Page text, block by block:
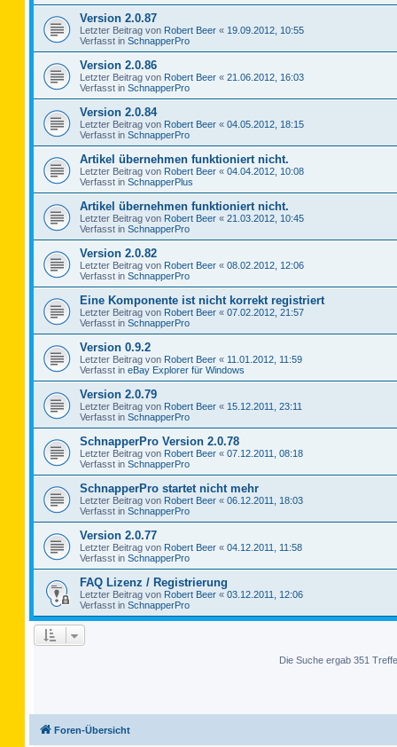
Version 2.0.87
Letzter Beitrag von Robert Beer « 19.09.2012, 10:55
Verfasst in SchnapperPro
Version 2.0.86
Letzter Beitrag von Robert Beer « 21.06.2012, 16:03
Verfasst in SchnapperPro
Version 2.0.84
Letzter Beitrag von Robert Beer « 04.05.2012, 18:15
Verfasst in SchnapperPro
Artikel übernehmen funktioniert nicht.
Letzter Beitrag von Robert Beer « 04.04.2012, 10:08
Verfasst in SchnapperPlus
Artikel übernehmen funktioniert nicht.
Letzter Beitrag von Robert Beer « 21.03.2012, 10:45
Verfasst in SchnapperPro
Version 2.0.82
Letzter Beitrag von Robert Beer « 08.02.2012, 12:06
Verfasst in SchnapperPro
Eine Komponente ist nicht korrekt registriert
Letzter Beitrag von Robert Beer « 07.02.2012, 21:57
Verfasst in SchnapperPro
Version 0.9.2
Letzter Beitrag von Robert Beer « 11.01.2012, 11:59
Verfasst in eBay Explorer für Windows
Version 2.0.79
Letzter Beitrag von Robert Beer « 15.12.2011, 23:11
Verfasst in SchnapperPro
SchnapperPro Version 2.0.78
Letzter Beitrag von Robert Beer « 07.12.2011, 08:18
Verfasst in SchnapperPro
SchnapperPro startet nicht mehr
Letzter Beitrag von Robert Beer « 06.12.2011, 18:03
Verfasst in SchnapperPro
Version 2.0.77
Letzter Beitrag von Robert Beer « 04.12.2011, 11:58
Verfasst in SchnapperPro
FAQ Lizenz / Registrierung
Letzter Beitrag von Robert Beer « 03.12.2011, 12:06
Verfasst in SchnapperPro
Die Suche ergab 351
Foren-Übersicht